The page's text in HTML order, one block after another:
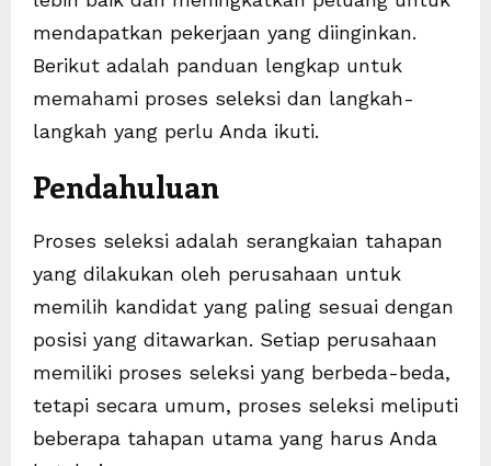
mendapatkan pekerjaan yang diinginkan.
Berikut adalah panduan lengkap untuk
memahami proses seleksi dan langkah-
langkah yang perlu Anda ikuti.
Pendahuluan
Proses seleksi adalah serangkaian tahapan
yang dilakukan oleh perusahaan untuk
memilih kandidat yang paling sesuai dengan
posisi yang ditawarkan. Setiap perusahaan
memiliki proses seleksi yang berbeda-beda,
tetapi secara umum, proses seleksi meliputi
beberapa tahapan utama yang harus Anda